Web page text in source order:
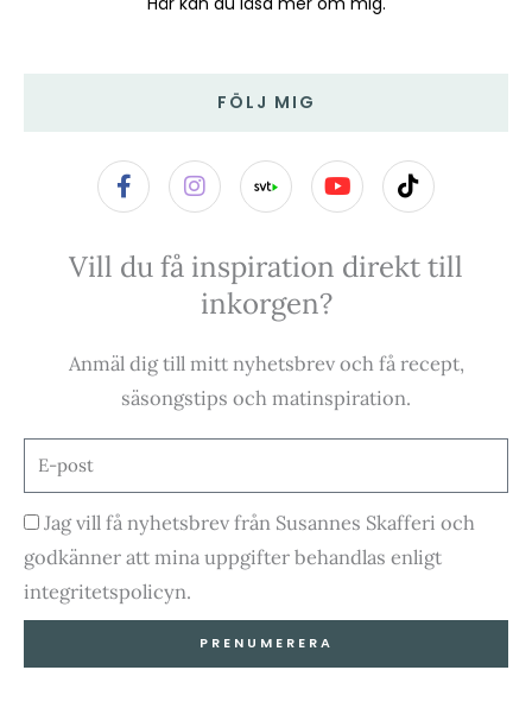
FÖLJ MIG
F
a
c
b
-
I
n
s
a
g
r
m
Y
o
u
u
T
i
k
o
Vill du få inspiration direkt till
inkorgen?
Anmäl dig till mitt nyhetsbrev och få recept,
säsongstips och matinspiration.
E-
post
Godkännande
Jag vill få nyhetsbrev från Susannes Skafferi och
godkänner att mina uppgifter behandlas enligt
integritetspolicyn.
PRENUMERERA